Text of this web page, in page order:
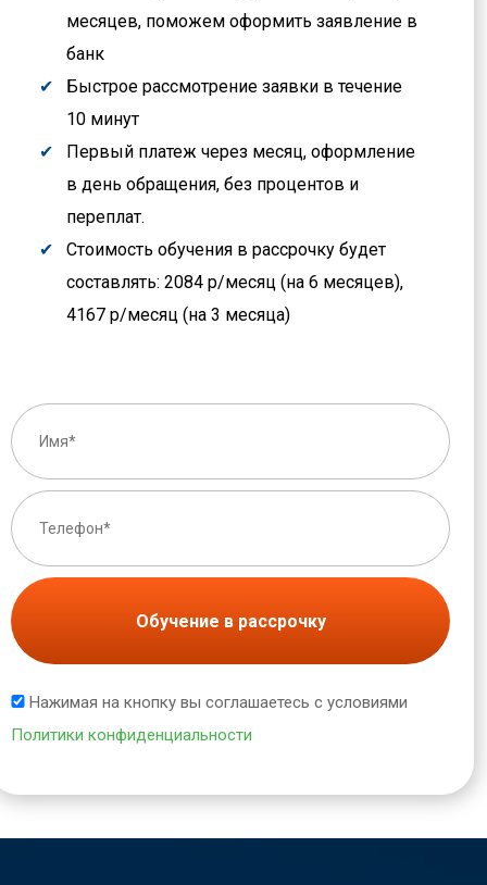
месяцев, поможем оформить заявление в
банк
Быстрое рассмотрение заявки в течение
10 минут
Первый платеж через месяц, оформление
в день обращения, без процентов и
переплат.
Стоимость обучения в рассрочку будет
составлять: 2084 р/месяц (на 6 месяцев),
4167 р/месяц (на 3 месяца)
Обучение в рассрочку
Нажимая на кнопку вы соглашаетесь с условиями
Политики конфиденциальности